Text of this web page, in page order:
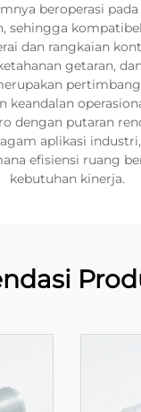
beroperasi pada
sehingga
dan rangkaian
getaran,
keandalan
dengan putaran
aplikasi
efisiensi ruang
kebutuhan kinerja.